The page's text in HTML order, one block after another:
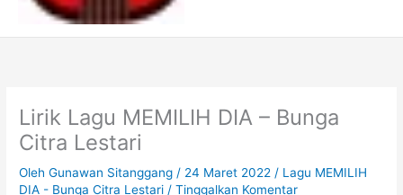
Lirik Lagu MEMILIH DIA – Bunga
Citra Lestari
OlehGunawan Sitanggang / 24 Maret 2022 / Lagu MEMILIH
DIA - Bunga Citra Lestari /Tinggalkan Komentar